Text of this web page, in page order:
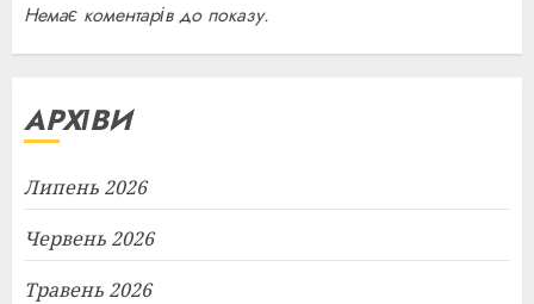
Немає коментарів до показу.
АРХІВИ
Липень 2026
Червень 2026
Травень 2026